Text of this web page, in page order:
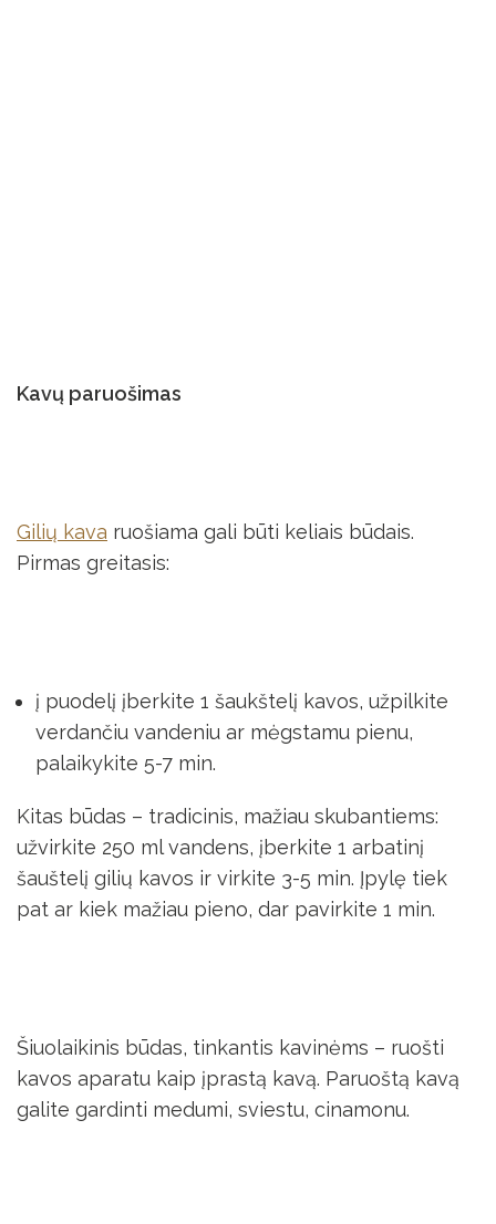
Kavų paruošimas
Gilių kava ruošiama gali būti keliais būdais.
Pirmas greitasis:
į puodelį įberkite 1 šaukštelį kavos, užpilkite
verdančiu vandeniu ar mėgstamu pienu,
palaikykite 5-7 min.
Kitas būdas – tradicinis, mažiau skubantiems:
užvirkite 250 ml vandens, įberkite 1 arbatinį
šauštelį gilių kavos ir virkite 3-5 min. Įpylę tiek
pat ar kiek mažiau pieno, dar pavirkite 1 min.
Šiuolaikinis būdas, tinkantis kavinėms – ruošti
kavos aparatu kaip įprastą kavą. Paruoštą kavą
galite gardinti medumi, sviestu, cinamonu.